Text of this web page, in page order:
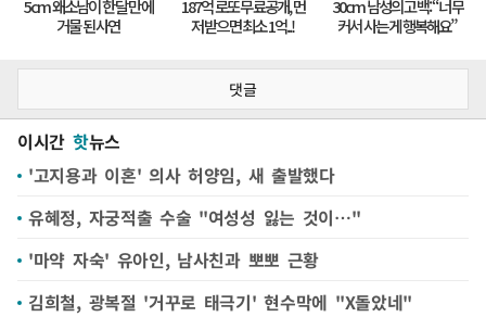
댓글
이시간 핫뉴스
'고지용과 이혼' 의사 허양임, 새 출발했다
유혜정, 자궁적출 수술 "여성성 잃는 것이…"
'마약 자숙' 유아인, 남사친과 뽀뽀 근황
김희철, 광복절 '거꾸로 태극기' 현수막에 "X돌았네"